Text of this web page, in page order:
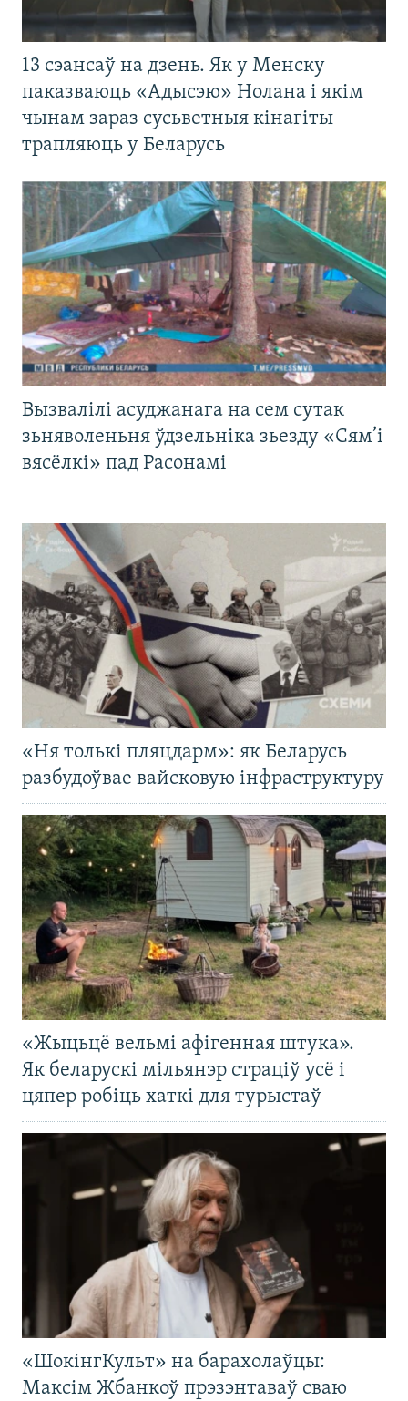
13 сэансаў на дзень. Як у Менску
паказваюць «Адысэю» Нолана і якім
чынам зараз сусьветныя кінагіты
трапляюць у Беларусь
Вызвалілі асуджанага на сем сутак
зьняволеньня ўдзельніка зьезду «Сям’і
вясёлкі» пад Расонамі
«Ня толькі пляцдарм»: як Беларусь
разбудоўвае вайсковую інфраструктуру
«Жыцьцё вельмі афігенная штука».
Як беларускі мільянэр страціў усё і
цяпер робіць хаткі для турыстаў
«ШокінгКульт» на барахолаўцы:
Максім Жбанкоў прэзэнтаваў сваю